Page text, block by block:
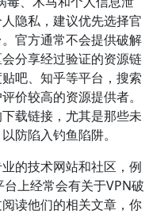
隐私，建议优先选择官
官方通常不会提供破解
分享经过验证的资源链
吧、知乎等平台，搜索
价较高的资源提供者。
载链接，尤其是那些未
防陷入钓鱼陷阱。
的技术网站和社区，例
台上经常会有关于VPN破
读他们的相关文章，你